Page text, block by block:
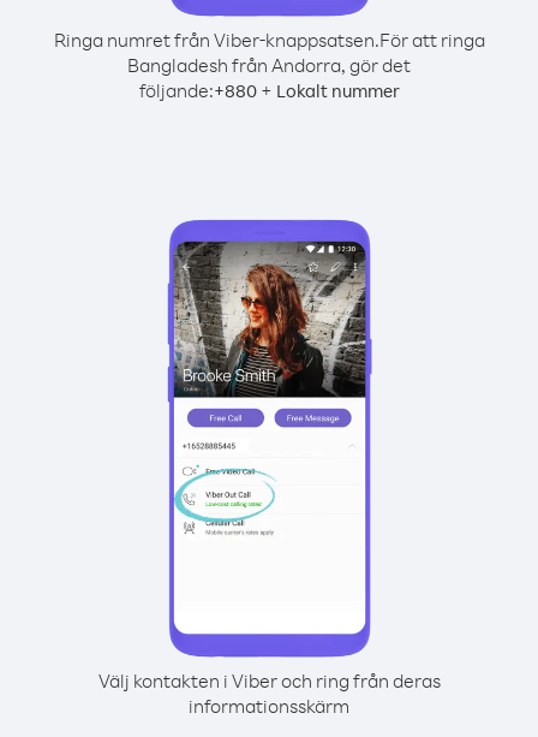
Ringa numret från Viber-knappsatsen.För att ringa
Bangladesh från Andorra, gör det
följande:+880+ Lokalt nummer
Välj kontakten i Viber och ring från deras
informationsskärm